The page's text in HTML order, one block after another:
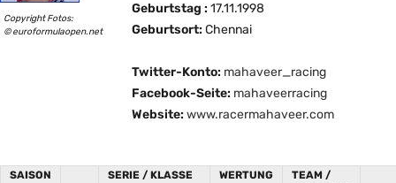
Copyright Fotos:
© euroformulaopen.net
Geburtstag : 17.11.1998
Geburtsort: Chennai
Twitter-Konto: mahaveer_racing
Facebook-Seite: mahaveerracing
Website: www.racermahaveer.com
SAISON SERIE / KLASSE WERTUNG
TEAM /